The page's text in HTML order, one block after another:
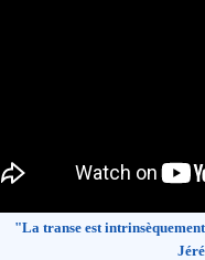
"La transe est